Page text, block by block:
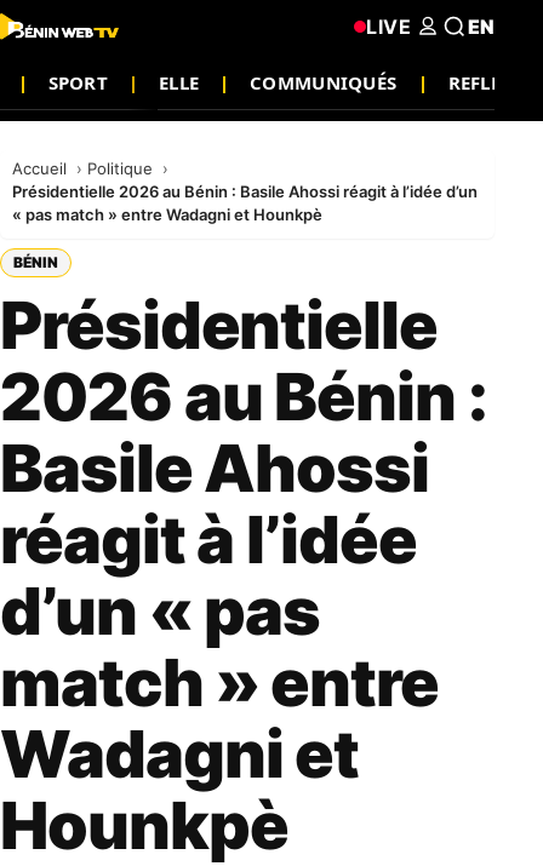
SPORT ELLE COMMUNIQUÉS
LIVE EN
Accueil
Politique
Présidentielle 2026 au Bénin : Basile Ahossi réagit à l’idée d’un
« pas match » entre Wadagni et Hounkpè
BÉNIN
Présidentielle
2026 au Bénin :
Basile Ahossi
réagit à l’idée
d’un « pas
match » entre
Wadagni et
Hounkpè